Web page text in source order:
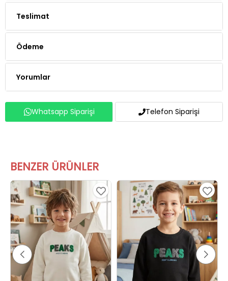
Teslimat
Ödeme
Yorumlar
Whatsapp Siparişi Telefon Siparişi
BENZER ÜRÜNLER